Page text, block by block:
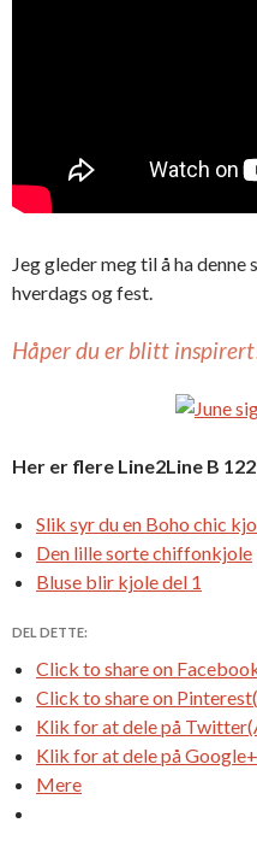
Jeg gleder meg til å ha
hverdags og fest.
Håper du er blitt
Her er flere Line2Line B
Slik syr du en Boho chic
Den lille sorte chiffonkjole
Bluse blir kjole del 1
DEL DETTE:
Click to share on
Click to share on
Klik for at dele på
Klik for at dele på
Mere